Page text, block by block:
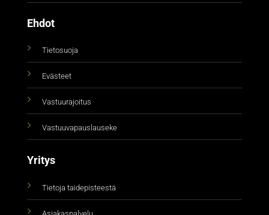
Ehdot
Tietosuoja
Evästeet
Vastuurajoitus
Vastuuvapauslauseke
Yritys
Tietoja taidepisteestä